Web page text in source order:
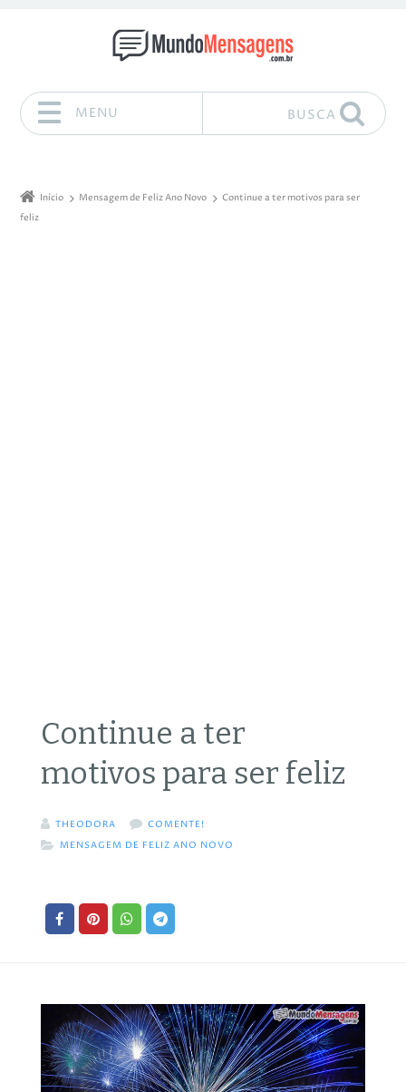
MENU BUSCA
Início Mensagem de Feliz Ano Novo
Continue a ter motivos para ser
feliz
Continue a ter
motivos para ser feliz
THEODORA
COMENTE!
MENSAGEM DE FELIZ ANO NOVO